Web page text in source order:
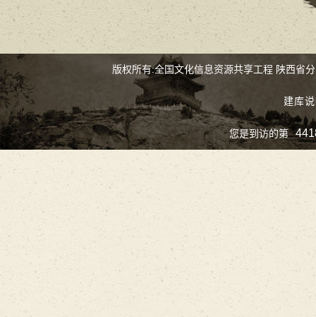
版权所有:全国文化信息资源共享工程 陕西省
建库
您是到访的第